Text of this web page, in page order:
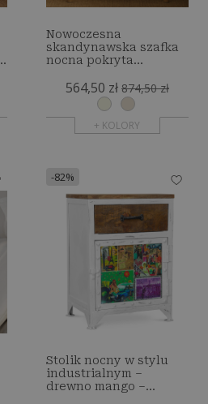
Nowoczesna
skandynawska szafka
nocna pokryta
szufladami i
naturalnymi
drewnianymi nogami -
564,50 zł 874,50 zł
+ KOLORY
-82%
Stolik nocny w stylu
industrialnym –
drewno mango –